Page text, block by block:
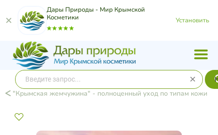
Дары Природы - Мир Крымской
Косметики
Установить
"Крымская жемчужина" - полноценный уход по типам кожи